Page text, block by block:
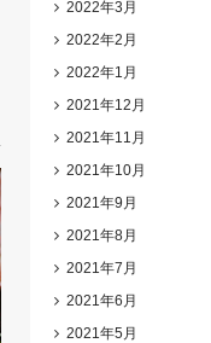
2022年3月
2022年2月
2022年1月
2021年12月
2021年11月
2021年10月
2021年9月
2021年8月
2021年7月
2021年6月
2021年5月